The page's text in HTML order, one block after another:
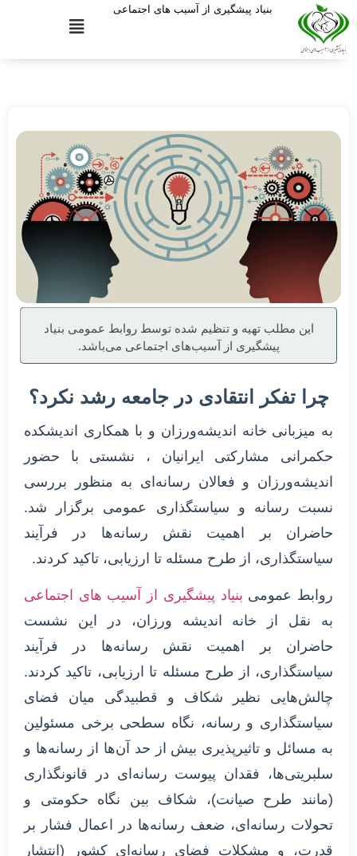
بنیاد پیشگیری از آسیب های اجتماعی
این مطلب تهیه و تنظیم شده توسط روابط عمومی بنیاد
پیشگیری از آسیب‌های اجتماعی می‌باشد.
چرا تفکر انتقادی در جامعه رشد نکرد؟
به میزبانی خانه اندیشه‌ورزان و با همکاری اندیشکده
حکمرانی مشارکتی ایرانیان ، نشستی با حضور
اندیشه‌ورزان و فعالان رسانه‌ای به منظور بررسی
نسبت رسانه و سیاستگذاری عمومی برگزار شد.
حاضران بر اهمیت نقش رسانه‌ها در فرآیند
سیاستگذاری، از طرح مسئله تا ارزیابی، تاکید کردند.
روابط عمومی بنیاد پیشگیری از آسیب های اجتماعی
به نقل از خانه اندیشه ورزان، در این نشست
حاضران بر اهمیت نقش رسانه‌ها در فرآیند
سیاستگذاری، از طرح مسئله تا ارزیابی، تاکید کردند.
چالش‌هایی نظیر شکاف و قطبیدگی میان فضای
سیاستگذاری و رسانه، نگاه سطحی برخی مسئولین
به مسائل و تاثیرپذیری بیش از حد آن‌ها از رسانه‌ها و
سلبریتی‌ها، فقدان پیوست رسانه‌ای در قانونگذاری
(مانند طرح صیانت)، شکاف بین نگاه حکومتی و
تحولات رسانه‌ای، ضعف رسانه‌ها در اعمال فشار بر
قدرت، و مشکلات فضای رسانه‌ای کشور (انتشار